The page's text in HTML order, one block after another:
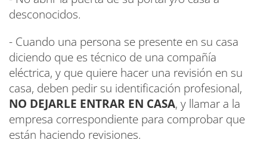
desconocidos.
- Cuando una persona se presente en su casa
diciendo que es técnico de una compañía
eléctrica, y que quiere hacer una revisión en su
casa, deben pedir su identificación profesional,
NO DEJARLE ENTRAR EN CASA, y llamar a la
empresa correspondiente para comprobar que
están haciendo revisiones.